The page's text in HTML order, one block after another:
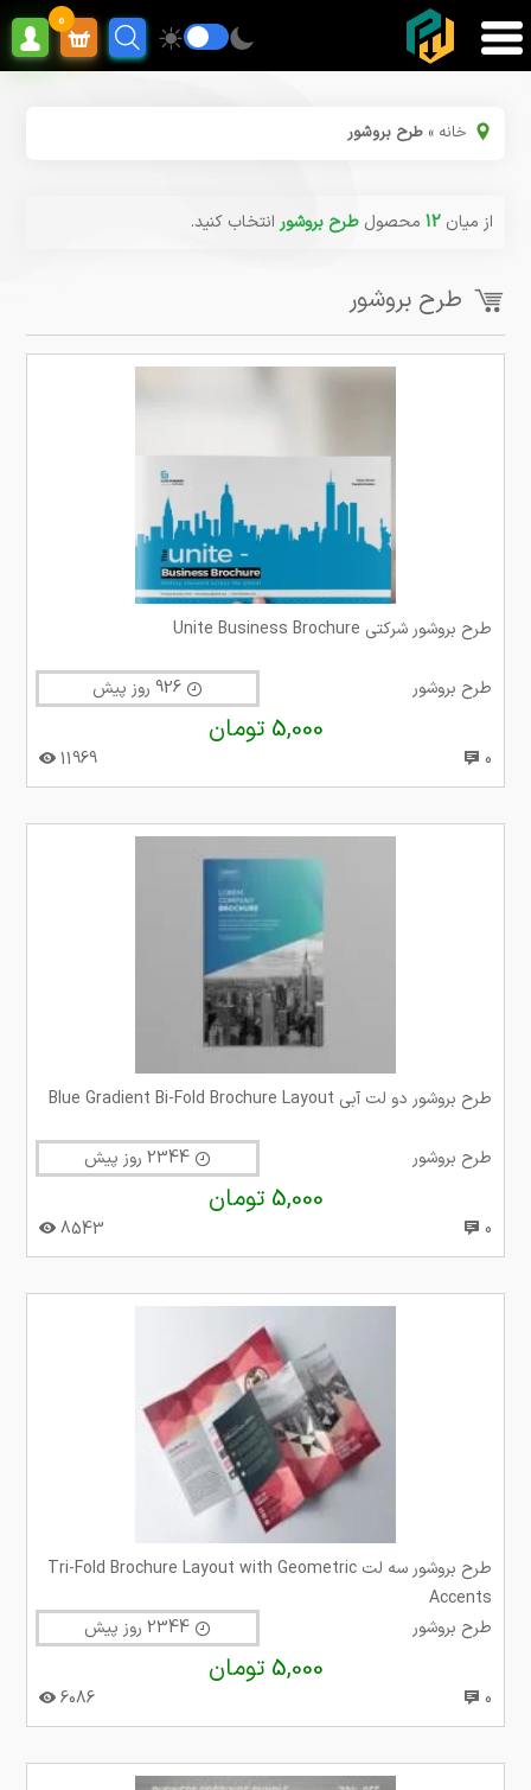
0
خانه »طرح بروشور
از میان12 محصولطرح بروشور انتخاب کنید.
طرح بروشور
طرح بروشور شرکتی Unite Business Brochure
طرح بروشور
5,000 تومان
0
11969
طرح بروشور دو لت آبی Blue Gradient Bi-Fold Brochure Layout
طرح بروشور
5,000 تومان
0
8543
طرح بروشور سه لت Tri-Fold Brochure Layout with Geometric
Accents
طرح بروشور
5,000 تومان
0
6086